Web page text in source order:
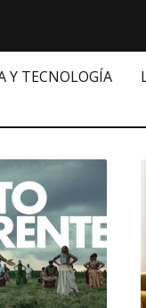
Y TECNOLOGÍA